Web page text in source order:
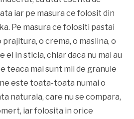
iar pe masura ce folosit din
Pe masura ce folositi pastai
o crema, o maslina, o
in sticla, chiar daca nu mai au
teaca mai sunt mii de granule
este toata-toata numai o
naturala, care nu se compara,
iar folosita in orice